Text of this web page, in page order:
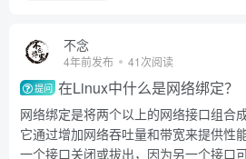
不念
4年前发布 41次阅读
提问 在Linux中什么是网络绑定？
网络绑定是将两个以上的网络接口组合
它通过增加网络吞吐量和带宽来提供性
一个接口关闭或拔出，因为另一个接口